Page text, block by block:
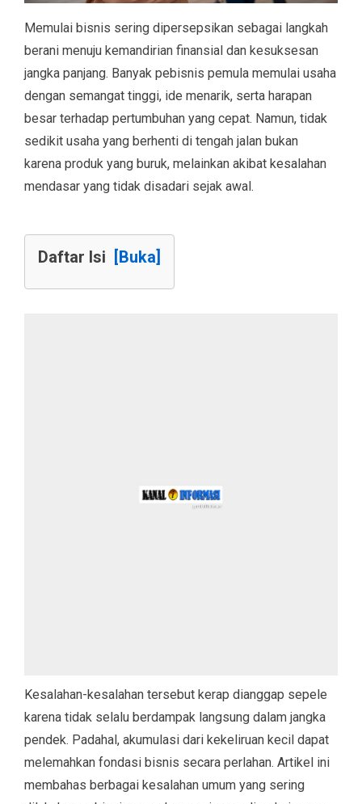
Memulai bisnis sering dipersepsikan sebagai langkah
berani menuju kemandirian finansial dan kesuksesan
jangka panjang. Banyak pebisnis pemula memulai usaha
dengan semangat tinggi, ide menarik, serta harapan
besar terhadap pertumbuhan yang cepat. Namun, tidak
sedikit usaha yang berhenti di tengah jalan bukan
karena produk yang buruk, melainkan akibat kesalahan
mendasar yang tidak disadari sejak awal.
Daftar Isi [Buka]
Kesalahan-kesalahan tersebut kerap dianggap sepele
karena tidak selalu berdampak langsung dalam jangka
pendek. Padahal, akumulasi dari kekeliruan kecil dapat
melemahkan fondasi bisnis secara perlahan. Artikel ini
membahas berbagai kesalahan umum yang sering